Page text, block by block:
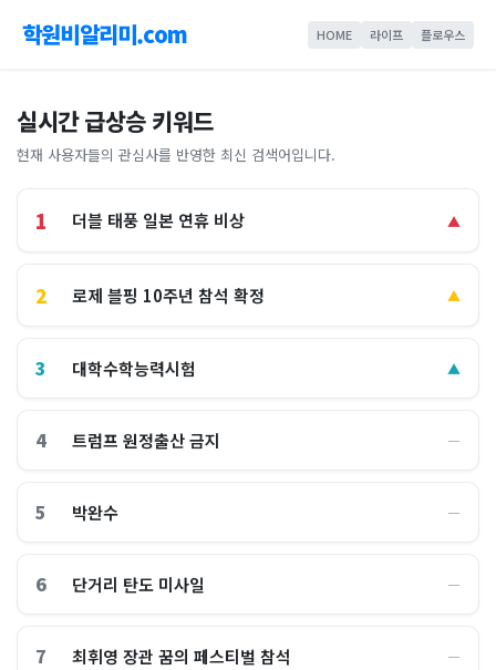
학원비알리미.com HOME 라이프 플로우스
실시간 급상승 키워드
현재 사용자들의 관심사를 반영한 최신 검색어입니다.
1 더블 태풍 일본 연휴 비상 ▲
2 로제 블핑 10주년 참석 확정 ▲
3 대학수학능력시험 ▲
4 트럼프 원정출산 금지 ―
5 박완수 ―
6 단거리 탄도 미사일 ―
7 최휘영 장관 꿈의 페스티벌 참석 ―